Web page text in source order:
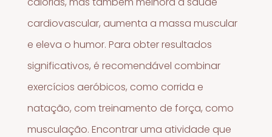
cardiovascular, aumenta a massa muscular
e eleva o humor. Para obter resultados
significativos, é recomendável combinar
exercícios aeróbicos, como corrida e
natação, com treinamento de força, como
musculação. Encontrar uma atividade que